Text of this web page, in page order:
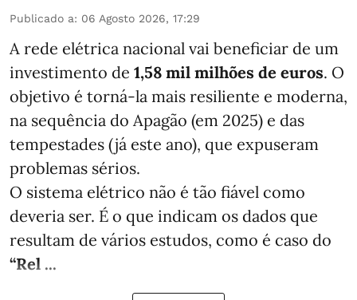
Publicado a: 06 Agosto 2026, 17:29
A rede elétrica nacional vai beneficiar de um
investimento de 1,58 mil milhões de euros. O
objetivo é torná-la mais resiliente e moderna,
na sequência do Apagão (em 2025) e das
tempestades (já este ano), que expuseram
problemas sérios.
O sistema elétrico não é tão fiável como
deveria ser. É o que indicam os dados que
resultam de vários estudos, como é caso do
“Rel ...